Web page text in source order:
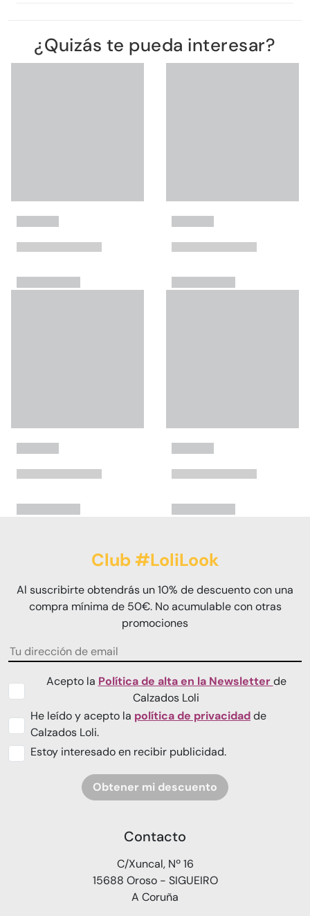
¿Quizás te pueda interesar?
Club #LoliLook
Al suscribirte obtendrás un 10% de descuento con una
compra mínima de 50€. No acumulable con otras
promociones
Acepto la Política de alta en la Newsletterde
Calzados Loli
He leído y acepto la política de privacidadde
Calzados Loli.
Estoy interesado en recibir publicidad.
Obtener mi descuento
Contacto
C/Xuncal, Nº 16
15688 Oroso - SIGUEIRO
A Coruña